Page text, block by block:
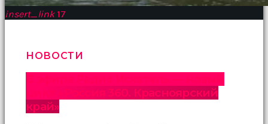
insert_link 17
НОВОСТИ
цикл «Россия 360. Красноярский
край»